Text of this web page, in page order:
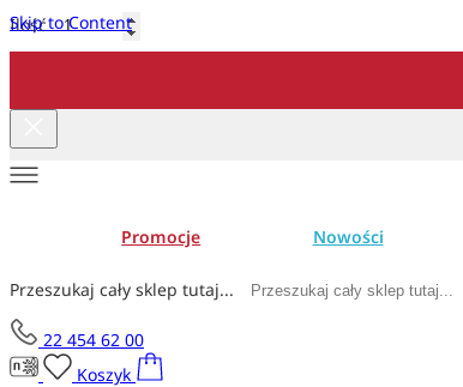
Skip to Content
Promocje Nowości
Przeszukaj cały sklep tutaj...
22 454 62 00
Koszyk
Ilość